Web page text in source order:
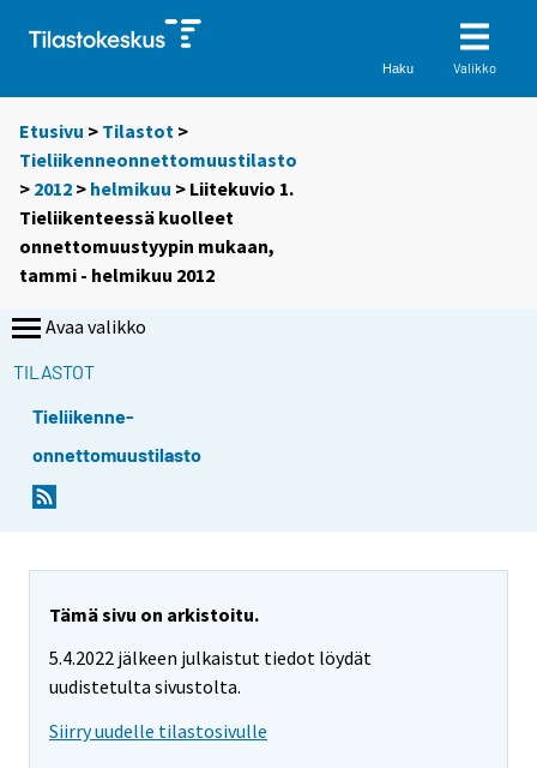
Haku Valikko
Etusivu > Tilastot >
Tieliikenneonnettomuustilasto
> 2012 > helmikuu > Liitekuvio 1.
Tieliikenteessä kuolleet
onnettomuustyypin mukaan,
tammi - helmikuu 2012
Avaa valikko
TILASTOT
Tieliikenne-
onnettomuustilasto
Tämä sivu on arkistoitu.
5.4.2022 jälkeen julkaistut tiedot löydät
uudistetulta sivustolta.
Siirry uudelle tilastosivulle